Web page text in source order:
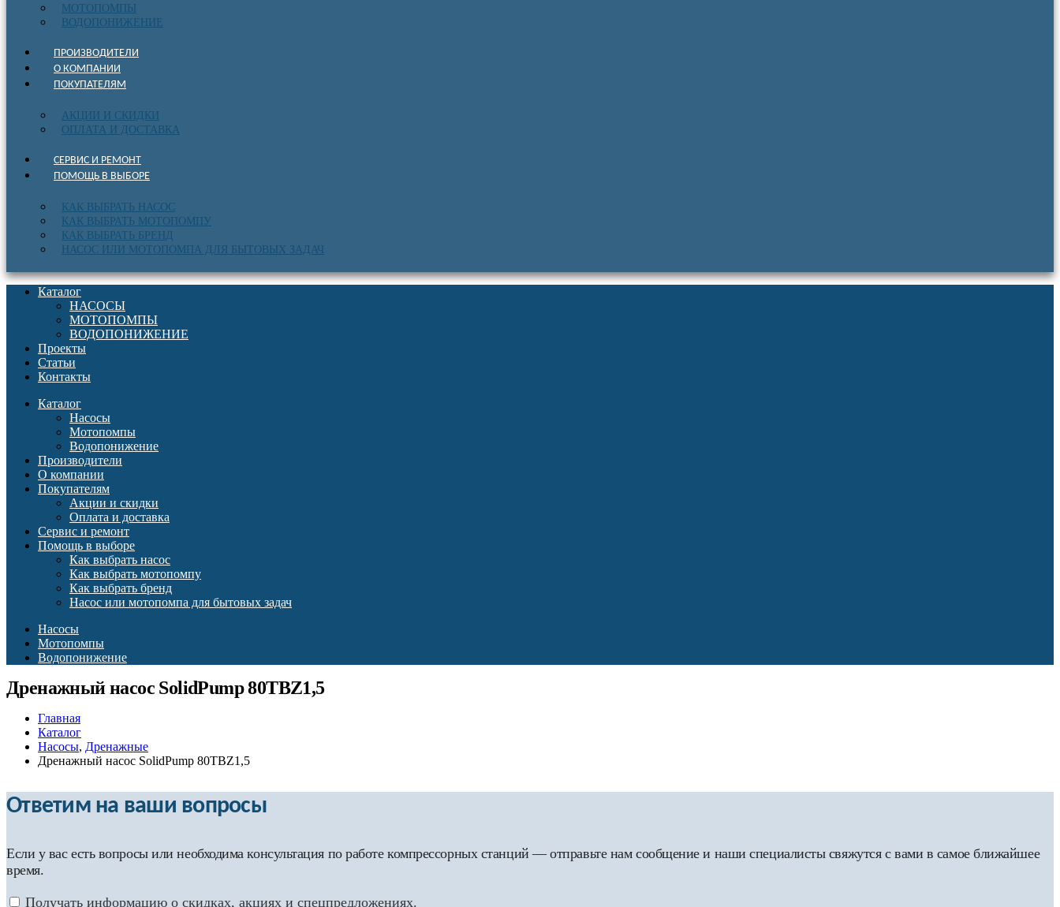
МОТОПОМПЫ
ВОДОПОНИЖЕНИЕ
ПРОИЗВОДИТЕЛИ
О КОМПАНИИ
ПОКУПАТЕЛЯМ
АКЦИИ И СКИДКИ
ОПЛАТА И ДОСТАВКА
СЕРВИС И РЕМОНТ
ПОМОЩЬ В ВЫБОРЕ
КАК ВЫБРАТЬ НАСОС
КАК ВЫБРАТЬ МОТОПОМПУ
КАК ВЫБРАТЬ БРЕНД
НАСОС ИЛИ МОТОПОМПА ДЛЯ БЫТОВЫХ ЗАДАЧ
Каталог
НАСОСЫ
МОТОПОМПЫ
ВОДОПОНИЖЕНИЕ
Проекты
Статьи
Контакты
Каталог
Насосы
Мотопомпы
Водопонижение
Производители
О компании
Покупателям
Акции и скидки
Оплата и доставка
Сервис и ремонт
Помощь в выборе
Как выбрать насос
Как выбрать мотопомпу
Как выбрать бренд
Насос или мотопомпа для бытовых задач
Насосы
Мотопомпы
Водопонижение
Дренажный насос SolidPump 80TBZ1,5
Главная
Каталог
Насосы, Дренажные
Дренажный насос SolidPump 80TBZ1,5
Ответим на ваши вопросы
Если у вас есть вопросы или необходима консультация по работе компрессорных станций — отправьте нам сообщение и наши специалисты свяжутся с вами в самое ближайшее
время.
Получать информацию о скидках, акциях и спецпредложениях.